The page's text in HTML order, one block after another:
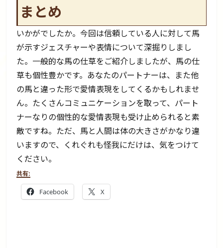
まとめ
いかがでしたか。今回は信頼している人に対して馬
が示すジェスチャーや表情について深掘りしまし
た。一般的な馬の仕草をご紹介しましたが、馬の仕
草も個性豊かです。あなたのパートナーは、また他
の馬と違った形で愛情表現をしてくるかもしれませ
ん。たくさんコミュニケーションを取って、パート
ナーなりの個性的な愛情表現も受け止められると素
敵ですね。ただ、馬と人間は体の大きさがかなり違
いますので、くれぐれも怪我にだけは、気をつけて
ください。
共有:
Facebook X